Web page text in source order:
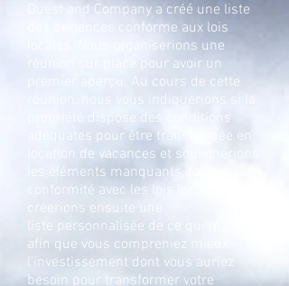
Guest and Company a créé une liste
des exigences conforme aux lois
locales. Nous organiserions une
réunion sur place pour avoir un
premier aperçu. Au cours de cette
réunion, nous vous indiquerions si la
propriété dispose des conditions
adéquates pour être transformée en
location de vacances et soulignerions
les éléments manquants, toujours en
conformité avec les lois locales. Nous
créerions ensuite une
liste personnalisée de ce qui manque
afin que vous compreniez mieux
l'investissement dont vous auriez
besoin pour transformer votre